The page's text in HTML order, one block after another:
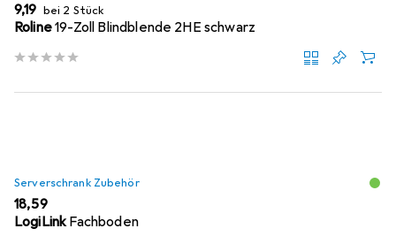
EUR
9,19 bei 2 Stück
Roline19-Zoll Blindblende 2HE schwarz
Serverschrank Zubehör
EUR
18,59
LogiLinkFachboden